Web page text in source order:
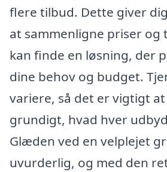
flere tilbud. Dette giver
at sammenligne priser og
kan finde en løsning, der
dine behov og budget.
variere, så det er vigtigt
grundigt, hvad hver
Glæden ved en velplejet
uvurderlig, og med den